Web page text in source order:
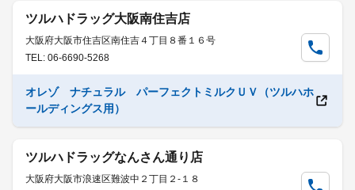
ツルハドラッグ大阪南住吉店
大阪府大阪市住吉区南住吉４丁目８番１６号
TEL: 06-6690-5268
オレゾ ナチュラル パーフェクトミルクＵＶ（ツルハホ
ールディングス用）
ツルハドラッグなんさん通り店
大阪府大阪市浪速区難波中２丁目２-１８